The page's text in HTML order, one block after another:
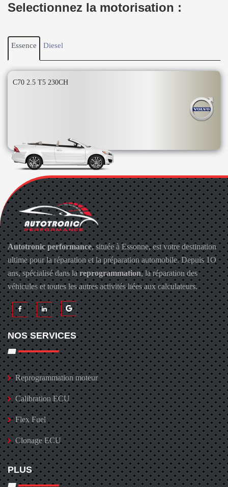
Selectionnez la motorisation :
Essence Diesel
C70 2.5 T5 230CH
Autotronic performance, située à Essonne, est votre destination
ultime pour la réparation et la préparation automobile. Depuis 1O
ans, spécialisé dans lareprogrammation, la réparation des
véhicules et toutes les autres activités liées aux calculateurs.
NOS SERVICES
Reprogrammation moteur
Calibration ECU
Flex Fuel
Clonage ECU
PLUS